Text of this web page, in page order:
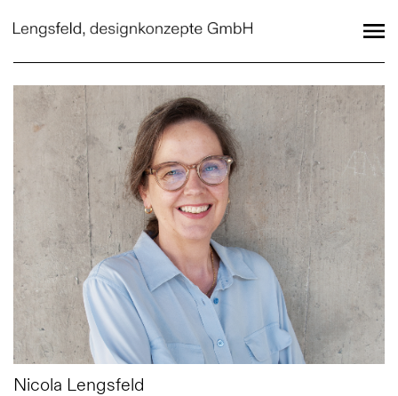
Nicola Lengsfeld